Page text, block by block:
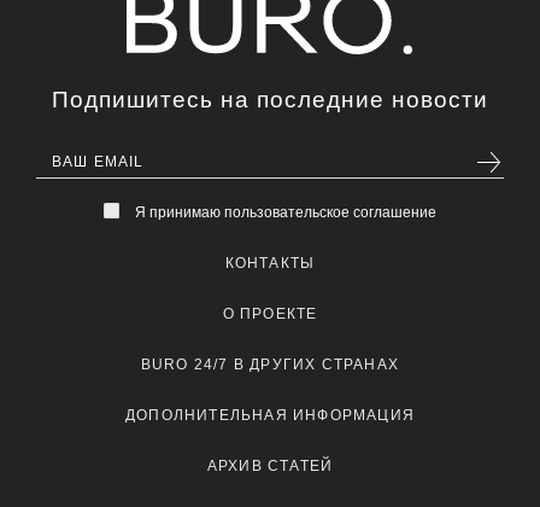
Подпишитесь на последние новости
Я принимаю пользовательское соглашение
КОНТАКТЫ
О ПРОЕКТЕ
BURO 24/7 В ДРУГИХ СТРАНАХ
ДОПОЛНИТЕЛЬНАЯ ИНФОРМАЦИЯ
АРХИВ СТАТЕЙ